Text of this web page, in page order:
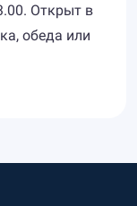
Открыт в
обеда или